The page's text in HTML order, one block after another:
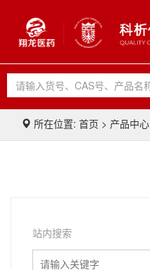
所在位置: 首页 > 产品中心
站内搜索